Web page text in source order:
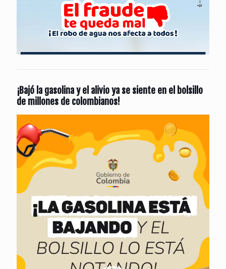
¡Bajó la gasolina y el alivio ya se siente en el bolsillo
de millones de colombianos!
de
vídeo